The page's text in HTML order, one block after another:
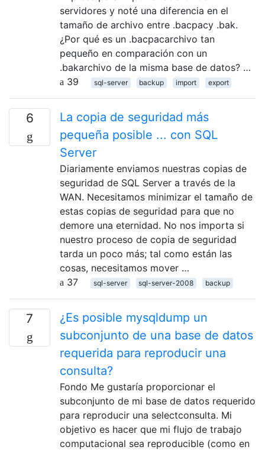
servidores y noté una diferencia en el
tamaño de archivo entre .bacpacy .bak.
¿Por qué es un .bacpacarchivo tan
pequeño en comparación con un
.bakarchivo de la misma base de datos? …
39
sql-server backup import export
6
La copia de seguridad más
pequeña posible ... con SQL
Server
Diariamente enviamos nuestras copias de
seguridad de SQL Server a través de la
WAN. Necesitamos minimizar el tamaño de
estas copias de seguridad para que no
demore una eternidad. No nos importa si
nuestro proceso de copia de seguridad
tarda un poco más; tal como están las
cosas, necesitamos mover …
37
sql-server sql-server-2008 backup
7
¿Es posible mysqldump un
subconjunto de una base de datos
requerida para reproducir una
consulta?
Fondo Me gustaría proporcionar el
subconjunto de mi base de datos requerido
para reproducir una selectconsulta. Mi
objetivo es hacer que mi flujo de trabajo
computacional sea reproducible (como en